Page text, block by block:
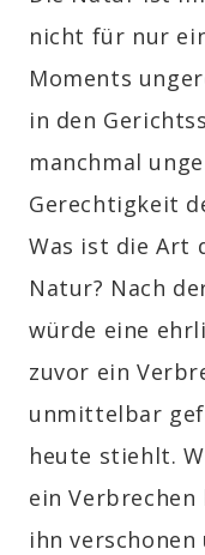
nicht für nur
Moments
in den
manchmal
Gerechtigkeit
Was ist die Art
Natur? Nach
würde eine
zuvor ein
unmittelbar
heute stiehlt.
ein
ihn